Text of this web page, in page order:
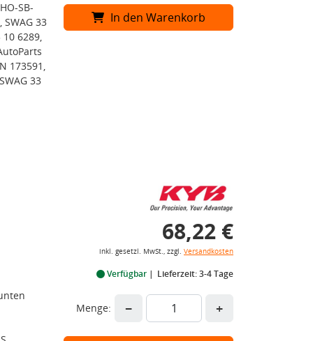
SB-
SWAG 33
10 6289,
173591,
33
In den Warenkorb
68,22 €
inkl. gesetzl. MwSt., zzgl. Versandkosten
Verfügbar Lieferzeit: 3-4 Tage
Menge: − +